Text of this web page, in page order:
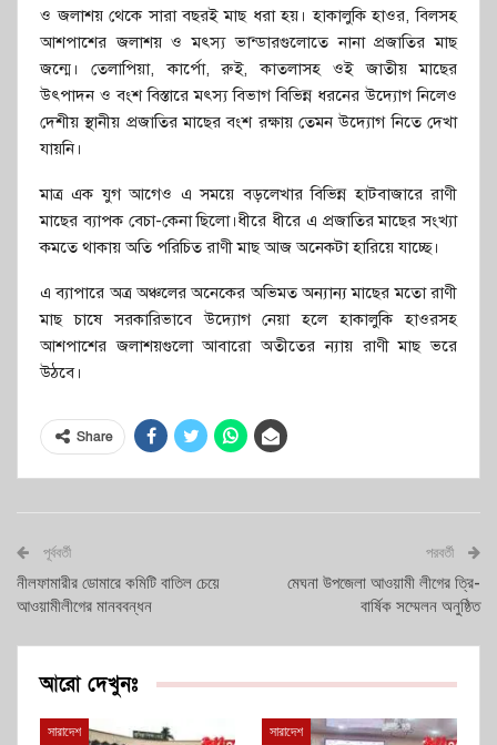
ও জলাশয় থেকে সারা বছরই মাছ ধরা হয়। হাকালুকি হাওর, বিলসহ
আশপাশের জলাশয় ও মৎস্য ভান্ডারগুলোতে নানা প্রজাতির মাছ
জন্মে। তেলাপিয়া, কার্পো, রুই, কাতলাসহ ওই জাতীয় মাছের
উৎপাদন ও বংশ বিস্তারে মৎস্য বিভাগ বিভিন্ন ধরনের উদ্যোগ নিলেও
দেশীয় স্থানীয় প্রজাতির মাছের বংশ রক্ষায় তেমন উদ্যোগ নিতে দেখা
যায়নি।
মাত্র এক যুগ আগেও এ সময়ে বড়লেখার বিভিন্ন হাটবাজারে রাণী
মাছের ব্যাপক বেচা-কেনা ছিলো।ধীরে ধীরে এ প্রজাতির মাছের সংখ্যা
কমতে থাকায় অতি পরিচিত রাণী মাছ আজ অনেকটা হারিয়ে যাচ্ছে।
এ ব্যাপারে অত্র অঞ্চলের অনেকের অভিমত অন্যান্য মাছের মতো রাণী
মাছ চাষে সরকারিভাবে উদ্যোগ নেয়া হলে হাকালুকি হাওরসহ
আশপাশের জলাশয়গুলো আবারো অতীতের ন্যায় রাণী মাছ ভরে
উঠবে।
Share
পূর্ববর্তী
নীলফামারীর ডোমারে কমিটি বাতিল চেয়ে
আওয়ামীলীগের মানববন্ধন
পরবর্তী
মেঘনা উপজেলা আওয়ামী লীগের ত্রি-
বার্ষিক সম্মেলন অনুষ্ঠিত
আরো দেখুনঃ
সারাদেশ সারাদেশ